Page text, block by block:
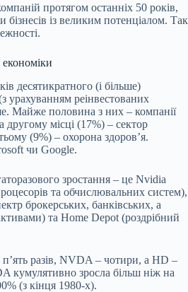
протягом останніх 50 років,
бізнесів із великим потенціалом. Так
десятикратного (і більше)
урахуванням реінвестованих
Майже половина з них – компанії
другому місці (17%) – сектор
(9%) – охорона здоровʼя.
чи Google.
зростання – це Nvidia
та обчислювальних систем),
брокерських, банківських, а
та Home Depot (роздрібний
пʼять разів, NVDA – чотири, а HD –
кумулятивно зросла більш ніж на
(з кінця 1980-х).